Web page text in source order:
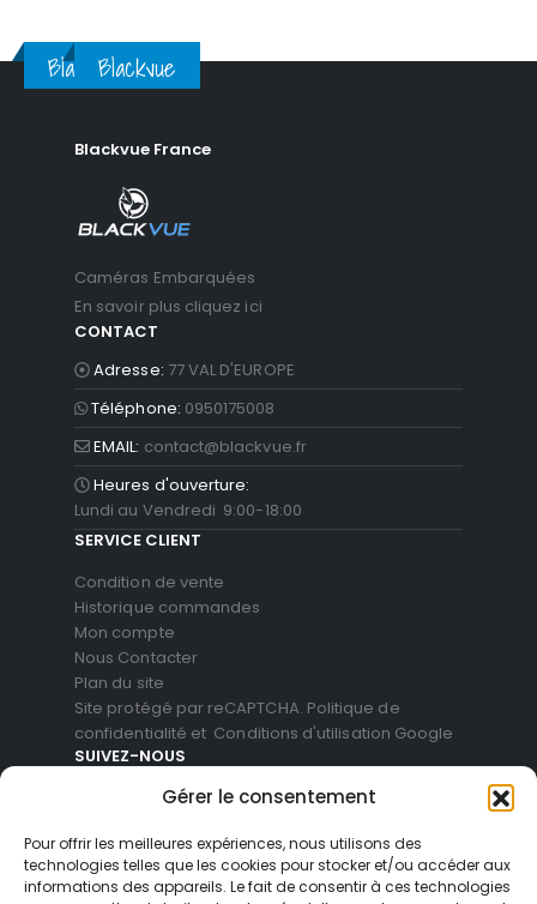
Gérer le consentement
Pour offrir les meilleures expériences, nous utilisons des
technologies telles que les cookies pour stocker et/ou accéder aux
informations des appareils. Le fait de consentir à ces technologies
BlackvueBlackvue
Blackvue France
Caméras Embarquées
En savoir plus cliquez ici
CONTACT
Adresse: 77 VAL D'EUROPE
Téléphone: 0950175008
EMAIL: contact@blackvue.fr
Heures d'ouverture:
Lundi au Vendredi 9:00-18:00
SERVICE CLIENT
Condition de vente
Historique commandes
Mon compte
Nous Contacter
Plan du site
Site protégé par reCAPTCHA. Politique de
confidentialité et Conditions d'utilisation Google
SUIVEZ-NOUS